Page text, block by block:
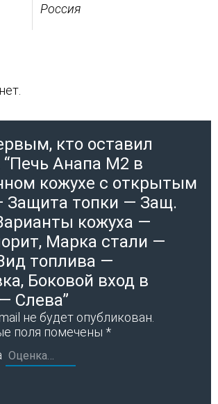
Россия
кто оставил
Анапа М2 в
кожухе с открытым
Защита топки — Защ.
кожуха —
Марка стали —
топлива —
Боковой вход в
Слева”
не будет опубликован.
поля помечены *